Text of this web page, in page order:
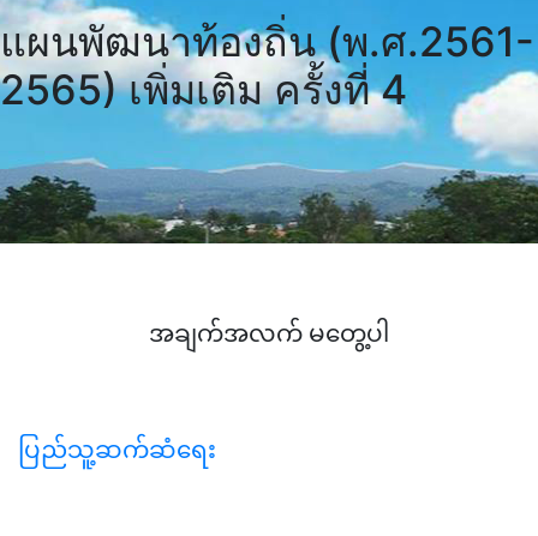
แผนพัฒนาท้องถิ่น (พ.ศ.2561-
2565) เพิ่มเติม ครั้งที่ 4
အချက်အလက် မတွေ့ပါ
ပြည်သူ့ဆက်ဆံရေး